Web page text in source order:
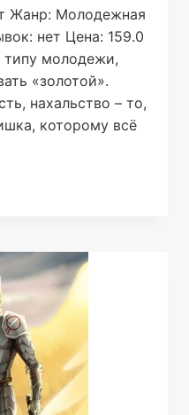
Жанр: Молодежная
нет Цена: 159.0
типу молодежи,
«золотой».
нахальство – то,
которому всё